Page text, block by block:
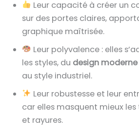
Leur capacité à créer un
sur des portes claires,
graphique maîtrisée.
Leur polyvalence : elles
les styles, du design moderne
au style industriel.
Leur robustesse et leur
car elles masquent mieux
et rayures.